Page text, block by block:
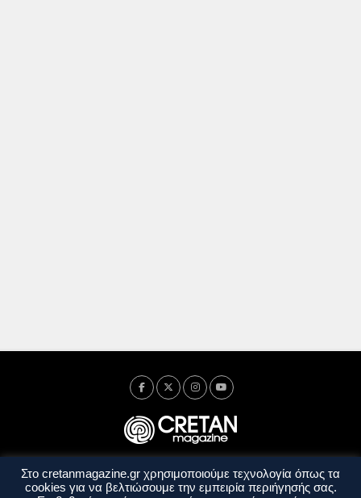
Ταυτότητα Πολιτική Απορρήτου
Όροι Χρήσης
Όροι και Προϋποθέσεις
Στο cretanmagazine.gr χρησιμοποιούμε τεχνολογία όπως τα
cookies για να βελτιώσουμε την εμπειρία περιήγησής σας.